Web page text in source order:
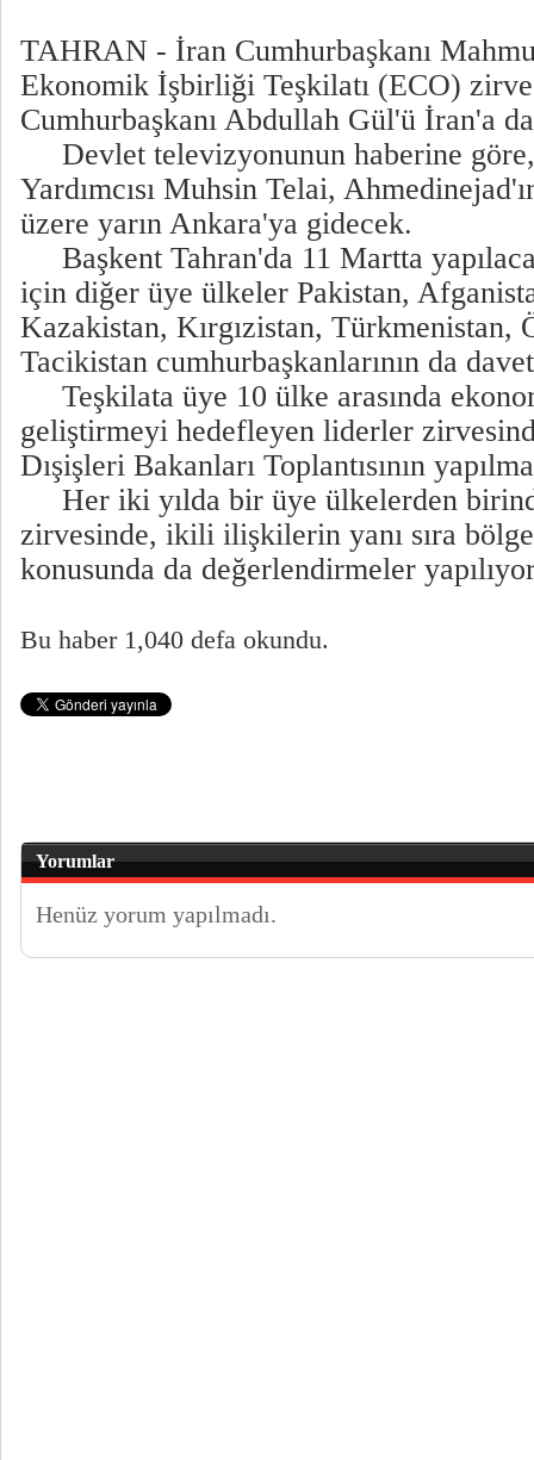
TAHRAN - İran Cumhurbaşkanı
Ekonomik İşbirliği Teşkilatı (ECO)
Cumhurbaşkanı Abdullah Gül'ü İran'a
Devlet televizyonunun haberine
Yardımcısı Muhsin Telai,
üzere yarın Ankara'ya gidecek.
Başkent Tahran'da 11 Martta
için diğer üye ülkeler Pakistan,
Kazakistan, Kırgızistan, Türkmenistan,
Tacikistan cumhurbaşkanlarının da
Teşkilata üye 10 ülke arasında
geliştirmeyi hedefleyen liderler
Dışişleri Bakanları Toplantısının
Her iki yılda bir üye ülkelerden
zirvesinde, ikili ilişkilerin yanı sıra
konusunda da değerlendirmeler
Bu haber 1,040 defa okundu.
Yorumlar
Henüz yorum yapılmadı.